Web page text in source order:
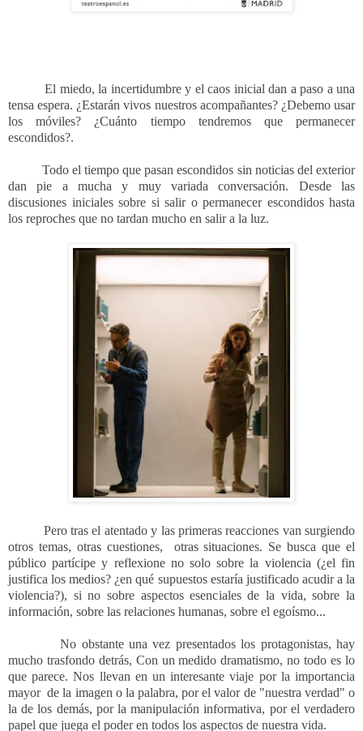
El miedo, la incertidumbre y el caos inicial dan a paso a una
tensa espera. ¿Estarán vivos nuestros acompañantes? ¿Debemo usar
los móviles? ¿Cuánto tiempo tendremos que permanecer
escondidos?.
Todo el tiempo que pasan escondidos sin noticias del exterior
dan pie a mucha y muy variada conversación. Desde las
discusiones iniciales sobre si salir o permanecer escondidos hasta
los reproches que no tardan mucho en salir a la luz.
Pero tras el atentado y las primeras reacciones van surgiendo
otros temas, otras cuestiones,
otras situaciones. Se busca que el
público partícipe y reflexione no solo sobre la violencia (¿el fin
justifica los medios? ¿en qué supuestos estaría justificado acudir a la
violencia?), si no sobre aspectos esenciales de la vida, sobre la
información, sobre las relaciones humanas, sobre el egoísmo...
No obstante una vez presentados los protagonistas, hay
mucho trasfondo detrás, Con un medido dramatismo, no todo es lo
que parece. Nos llevan en un interesante viaje por la importancia
mayor de la imagen o la palabra, por el valor de "nuestra verdad" o
la de los demás, por la manipulación informativa, por el verdadero
papel que juega el poder en todos los aspectos de nuestra vida.